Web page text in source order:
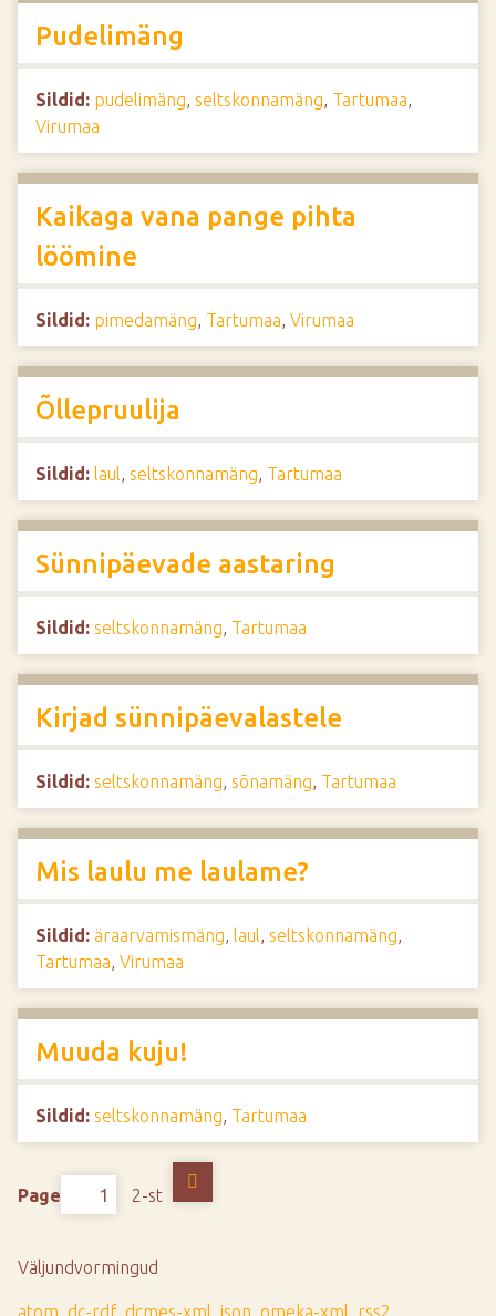
Pudelimäng
Sildid: pudelimäng, seltskonnamäng, Tartumaa,
Virumaa
Kaikaga vana pange pihta
löömine
Sildid: pimedamäng, Tartumaa, Virumaa
Õllepruulija
Sildid: laul, seltskonnamäng, Tartumaa
Sünnipäevade aastaring
Sildid: seltskonnamäng, Tartumaa
Kirjad sünnipäevalastele
Sildid: seltskonnamäng, sõnamäng, Tartumaa
Mis laulu me laulame?
Sildid: äraarvamismäng, laul, seltskonnamäng,
Tartumaa, Virumaa
Muuda kuju!
Sildid: seltskonnamäng, Tartumaa
Page 2-st
Väljundvormingud
atom dc-rdf, dcmes-xml json omeka-xml rss2